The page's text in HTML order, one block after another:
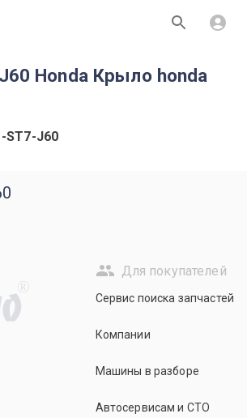
Honda Крыло honda
ST7-J60
R
Для покупателей
Сервис поиска запчастей
Компании
Машины в разборе
Автосервисам и СТО